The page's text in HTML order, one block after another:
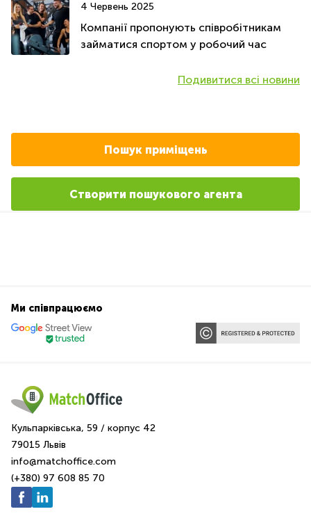
4 Червень 2025
Компанії пропонують співробітникам
займатися спортом у робочий час
Подивитися всі новини
Пошук приміщень
Створити пошукового агента
Ми співпрацюємо
Кульпарківська, 59 / корпус 42
79015 Львів
info@matchoffice.com
(+380) 97 608 85 70